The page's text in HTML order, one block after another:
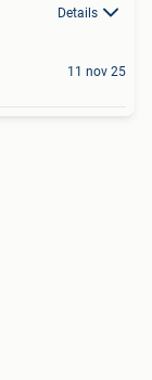
Details
11 nov 25